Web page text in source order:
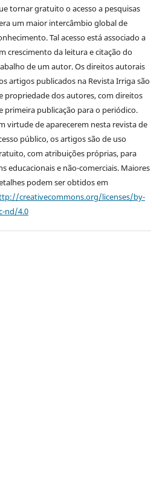
tornar gratuito o acesso a pesquisas
um maior intercâmbio global de
Tal acesso está associado a
crescimento da leitura e citação do
de um autor. Os direitos autorais
artigos publicados na Revista Irriga são
propriedade dos autores, com direitos
primeira publicação para o periódico.
virtude de aparecerem nesta revista de
público, os artigos são de uso
com atribuições próprias, para
educacionais e não-comerciais. Maiores
podem ser obtidos em
creativecommons.org/licenses/by-
nd/4.0